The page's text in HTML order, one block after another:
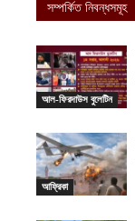
সম্পর্কিত নিবন্ধসমূহ
আল-ফিরদাউস বুলেটিন
আফ্রিকা